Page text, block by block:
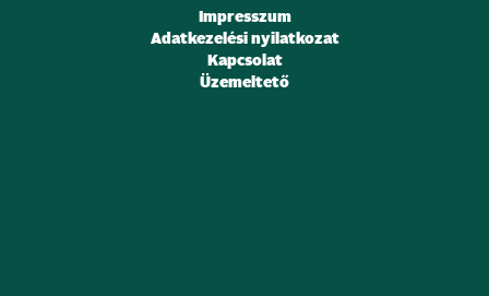
Impresszum
Adatkezelési nyilatkozat
Kapcsolat
Üzemeltető